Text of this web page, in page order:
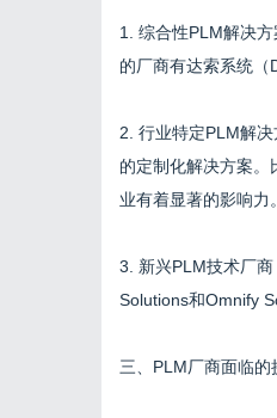
1. 综合性PLM解决
的厂商有达索系统
2. 行业特定PLM解
的定制化解决方案
业有着显著的影响力。
3. 新兴PLM技术厂
Solutions和Omnify
三、PLM厂商面临的